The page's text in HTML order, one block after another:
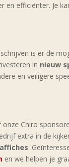
en efficiënter. Je
is er de
in nieuw
en veiligere
Chiro
extra in de
affiches.
en we helpen je